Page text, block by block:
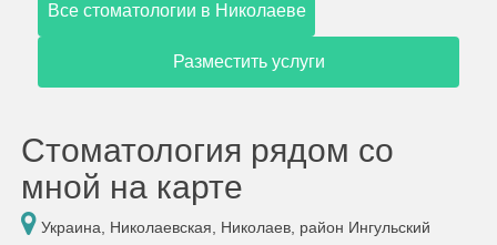
Все стоматологии в Николаеве
Разместить услуги
Стоматология рядом со
мной на карте
Украина, Николаевская, Николаев, район Ингульский